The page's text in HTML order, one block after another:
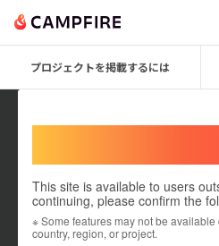
プロジェクトを掲載するには
This site is available to users
continuing, please confirm the
※ Some features may not be
country, region, or project.